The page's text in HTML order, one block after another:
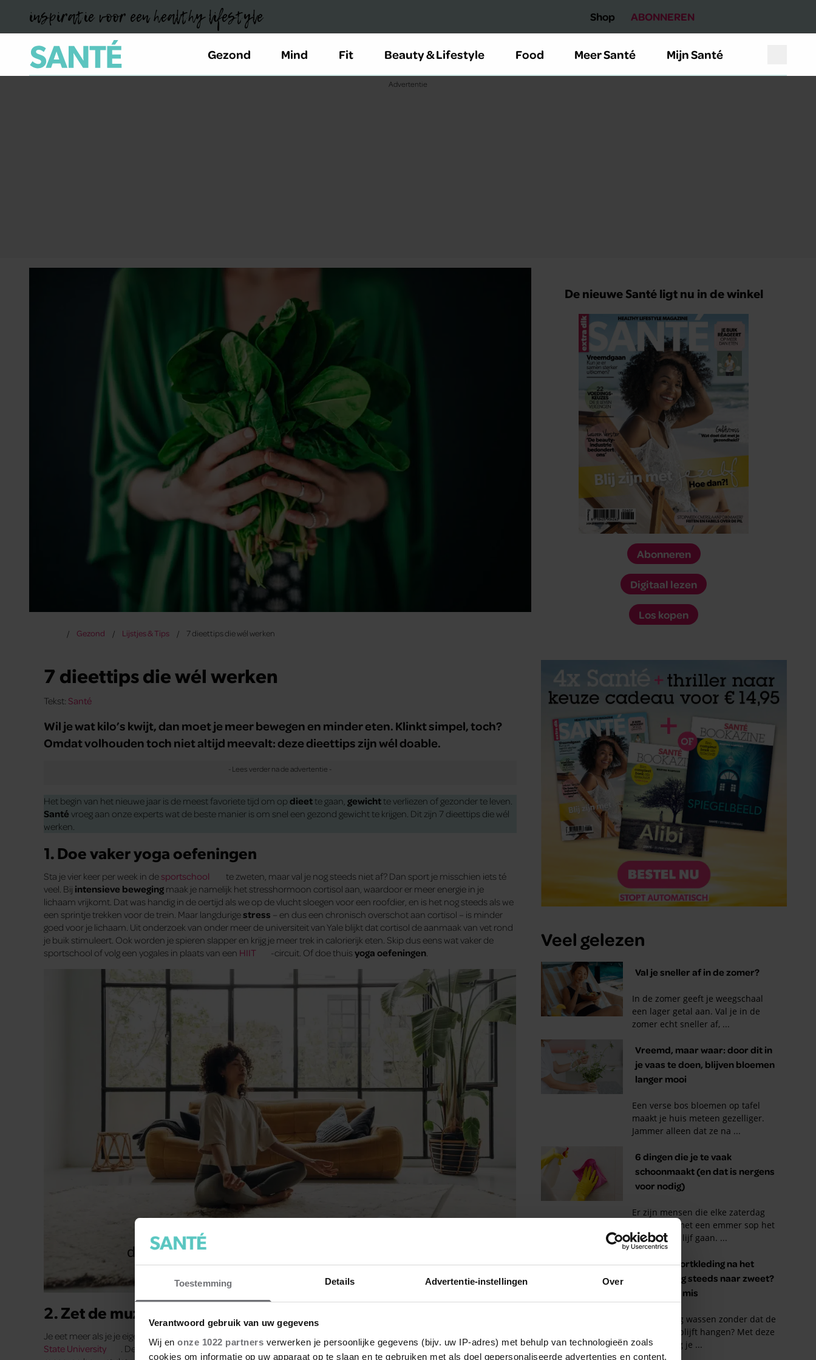
Toestemming Details Advertentie-instellingen Over
Verantwoord gebruik van uw gegevens
Wij en onze 1022 partners verwerken je persoonlijke gegevens (bijv. uw IP-adres) met behulp van technologieën zoals
cookies om informatie op uw apparaat op te slaan en te gebruiken met als doel gepersonaliseerde advertenties en content,
inspiratie voor een healthy lifestyle Shop ABONNEREN
Gezond Mind Fit Beauty & Lifestyle Food Meer Santé Mijn Santé
Gezond Lijstjes & Tips 7 dieettips die wél werken
7 dieettips die wél werken
Tekst: Santé
Wil je wat kilo’s kwijt, dan moet je meer bewegen en minder eten. Klinkt simpel, toch?
Omdat volhouden toch niet altijd meevalt: deze dieettips zijn wél doable.
Het begin van het nieuwe jaar is de meest favoriete tijd om op dieet te gaan, gewicht te verliezen of gezonder te leven.
Santé vroeg aan onze experts wat de beste manier is om snel een gezond gewicht te krijgen. Dit zijn 7 dieettips die wél
werken.
1. Doe vaker yoga oefeningen
Sta je vier keer per week in desportschool
te zweten, maar val je nog steeds niet af? Dan sport je misschien iets té
veel. Bij intensieve beweging maak je namelijk het stresshormoon cortisol aan, waardoor er meer energie in je
lichaam vrijkomt. Dat was handig in de oertijd als we op de vlucht sloegen voor een roofdier, en is het nog steeds als we
een sprintje trekken voor de trein. Maar langdurigestress – en dus een chronisch overschot aan cortisol – is minder
goed voor je lichaam. Uit onderzoek van onder meer de universiteit van Yale blijkt dat cortisol de aanmaak van vet rond
je buik stimuleert. Ook worden je spieren slapper en krijg je meer trek in calorierijk eten. Skip dus eens wat vaker de
sportschool of volg een yogales in plaats van een HIIT -circuit. Of doe thuisyoga oefeningen.
2. Zet de muziek zachter als je gaat eten
Je eet meer als je je eigen eetgeluiden niet kunt horen, blijkt uit onderzoek van Brigham Young University en Colorado
State University
. De proefpersonendie in stilte aten, waren zich er door de crunchy geluiden van hun pretzels
De nieuwe Santé ligt nu in de winkel
Abonneren
Digitaal lezen
Los kopen